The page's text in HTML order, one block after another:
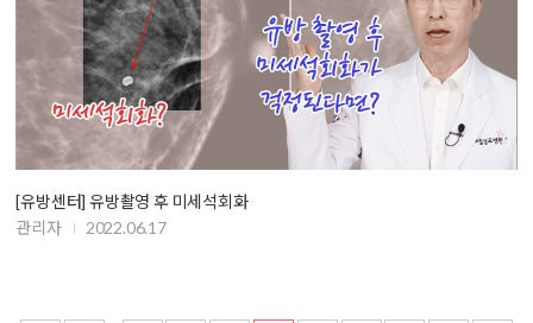
[유방센터] 유방촬영 후 미세석회화
관리자
2022.06.17